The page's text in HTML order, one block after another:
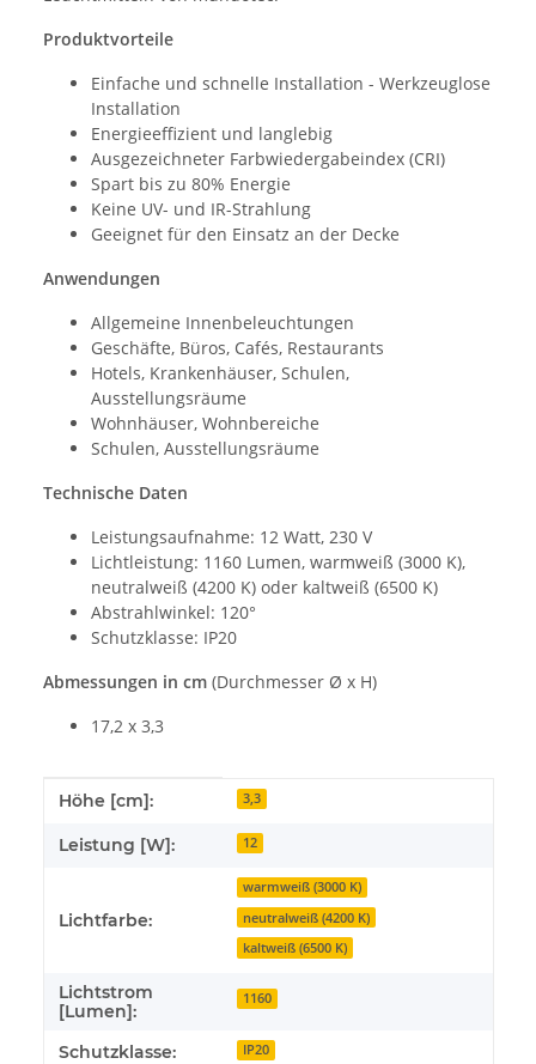
Produktvorteile
Einfache und schnelle Installation - Werkzeuglose
Installation
Energieeffizient und langlebig
Ausgezeichneter Farbwiedergabeindex (CRI)
Spart bis zu 80% Energie
Keine UV- und IR-Strahlung
Geeignet für den Einsatz an der Decke
Anwendungen
Allgemeine Innenbeleuchtungen
Geschäfte, Büros, Cafés, Restaurants
Hotels, Krankenhäuser, Schulen,
Ausstellungsräume
Wohnhäuser, Wohnbereiche
Schulen, Ausstellungsräume
Technische Daten
Leistungsaufnahme: 12 Watt, 230 V
Lichtleistung: 1160 Lumen, warmweiß (3000 K),
neutralweiß (4200 K) oder kaltweiß (6500 K)
Abstrahlwinkel: 120°
Schutzklasse: IP20
Abmessungen in cm (Durchmesser Ø x H)
17,2 x 3,3
Produkteigenschaft
Wert
Höhe [cm]: 3,3
Leistung [W]: 12
Lichtfarbe:
warmweiß (3000 K)
neutralweiß (4200 K)
kaltweiß (6500 K)
Lichtstrom
[Lumen]:
1160
Schutzklasse: IP20